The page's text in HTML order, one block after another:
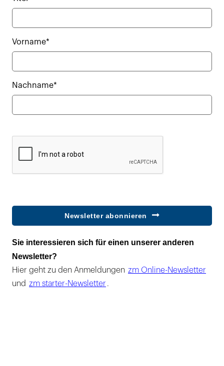
Vorname*
Nachname*
Newsletter abonnieren
Sie interessieren sich für einen unserer anderen
Newsletter?
Hier geht zu den Anmeldungen zm Online-Newsletter
und zm starter-Newsletter .